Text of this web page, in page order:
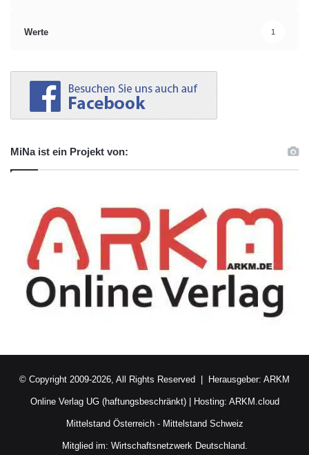
Werte 1
MiNa ist ein Projekt von:
© Copyright 2009-2026, All Rights Reserved | Herausgeber: ARKM
Online Verlag UG (haftungsbeschränkt)| Hosting: ARKM.cloud
Mittelstand Österreich- Mittelstand Schweiz
Mitglied im: Wirtschaftsnetzwerk Deutschland.